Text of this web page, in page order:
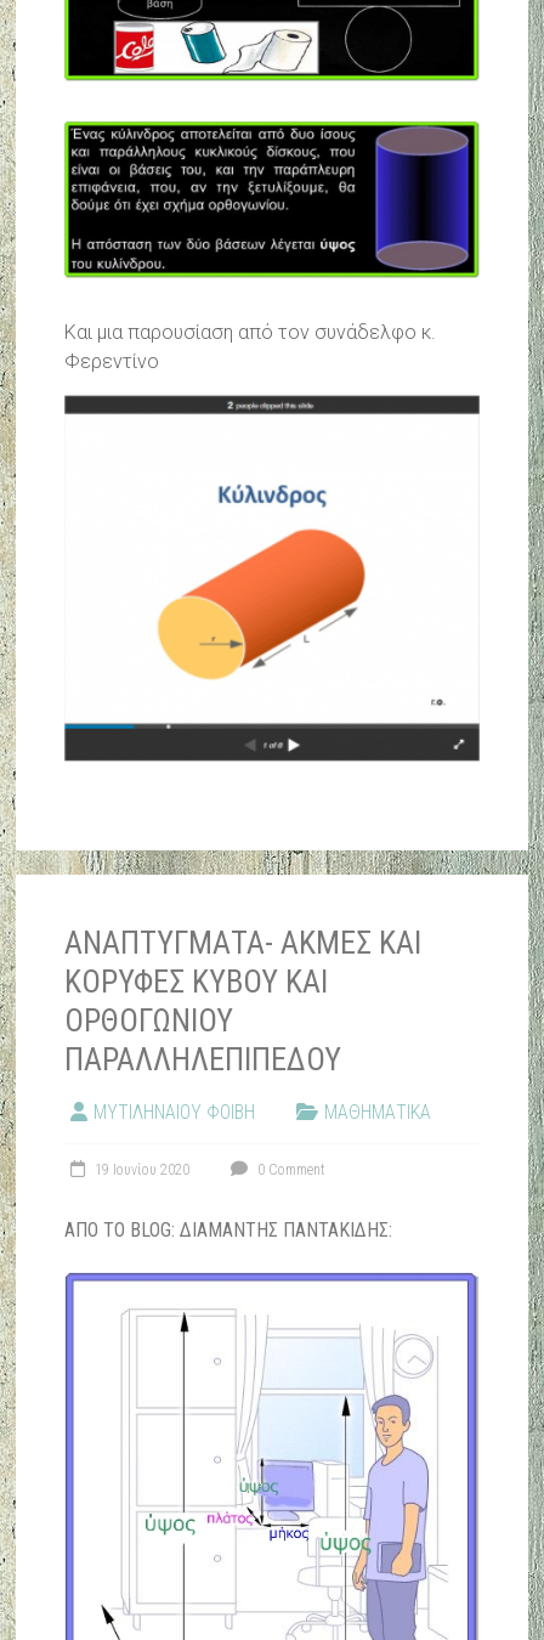
Και μια παρουσίαση από τον συνάδελφο κ.
Φερεντίνο
ΑΝΑΠΤΥΓΜΑΤΑ- ΑΚΜΕΣ ΚΑΙ
ΚΟΡΥΦΕΣ ΚΥΒΟΥ ΚΑΙ
ΟΡΘΟΓΩΝΙΟΥ
ΠΑΡΑΛΛΗΛΕΠΙΠΕΔΟΥ
ΜΥΤΙΛΗΝΑΙΟΥ ΦΟΙΒΗ ΜΑΘΗΜΑΤΙΚΑ
19 Ιουνίου 2020 0 Comment
ΑΠΌ ΤΟ BLOG: ΔΙΑΜΑΝΤΗΣ ΠΑΝΤΑΚΙΔΗΣ: